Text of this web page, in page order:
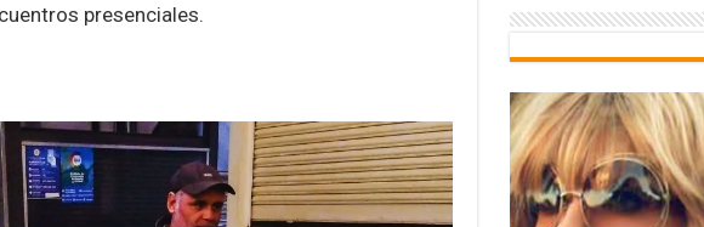
presenciales.